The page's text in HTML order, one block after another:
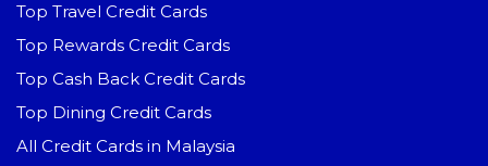
Top Travel Credit Cards
Top Rewards Credit Cards
Top Cash Back Credit Cards
Top Dining Credit Cards
All Credit Cards in Malaysia